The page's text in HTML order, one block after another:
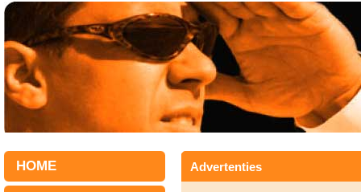
HOME Advertenties